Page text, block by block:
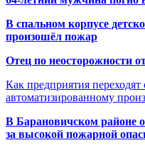
В спальном корпусе
произошёл пожар
Отец по неосторожности
Как предприятия переходят
автоматизированному
В Барановичском районе
за высокой пожарной